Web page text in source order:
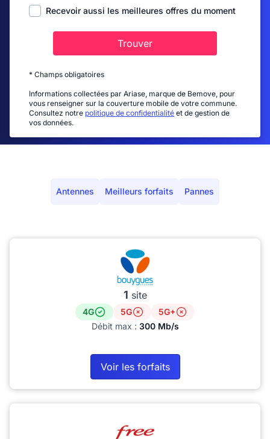
Recevoir aussi les meilleures offres du moment
Trouver
* Champs obligatoires
Informations collectées par Ariase, marque de Bemove, pour
vous renseigner sur la couverture mobile de votre commune.
Consultez notre politique de confidentialité et de gestion de
vos données.
Antennes Meilleurs forfaits Pannes
1 site
4G 5G
5G+
Débit max : 300 Mb/s
Voir les forfaits